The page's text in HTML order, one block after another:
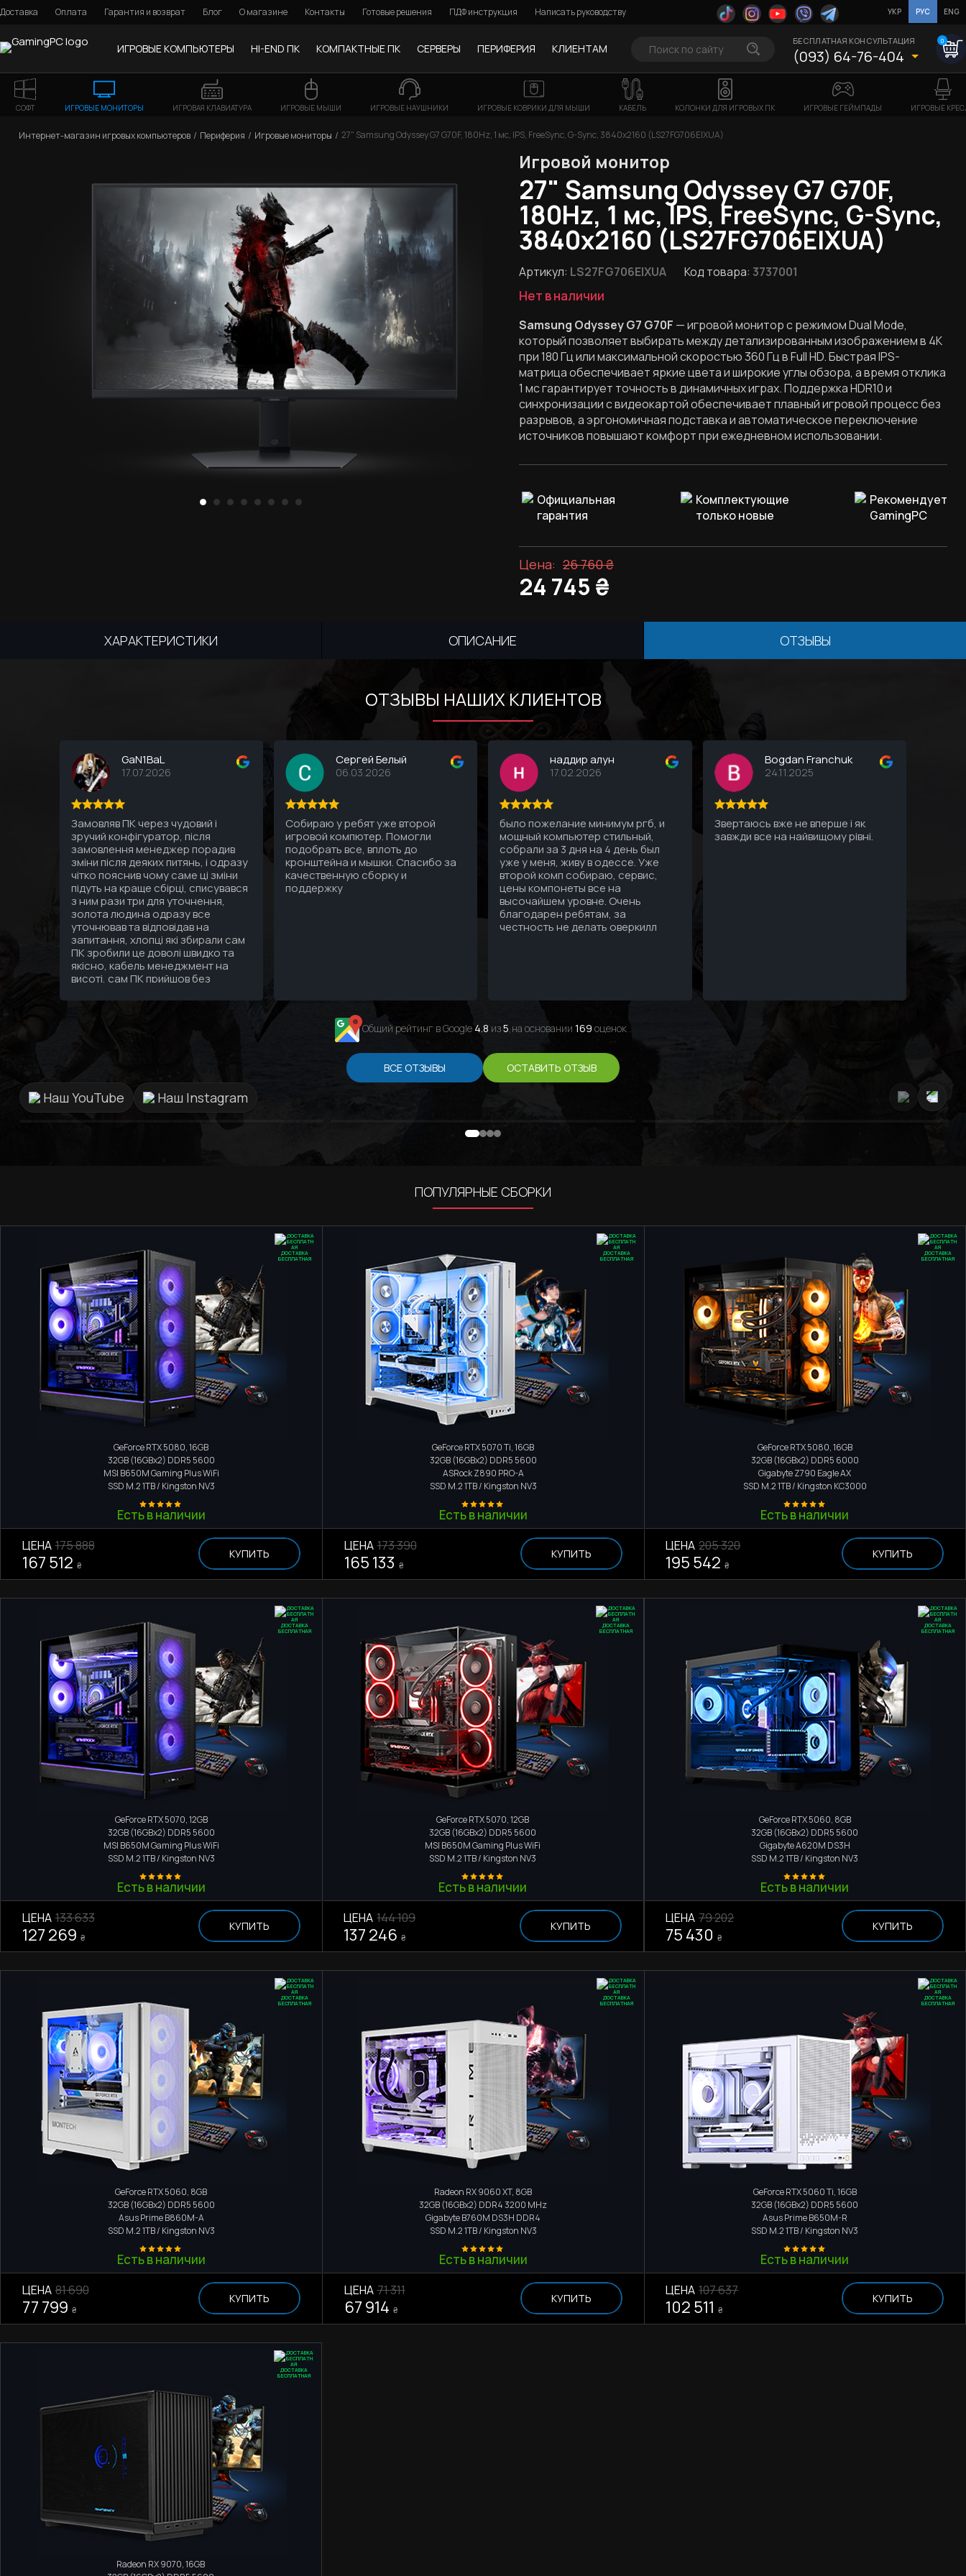
Доставка Оплата Гарантия и возврат Блог О магазине Контакты Готовые решения ПДФ инструкция Написать руководству УКР РУС ENG
ИГРОВЫЕ КОМПЬЮТЕРЫ HI-END ПК КОМПАКТНЫЕ ПК СЕРВЕРЫ ПЕРИФЕРИЯ КЛИЕНТАМ
БЕСПЛАТНАЯ КОНСУЛЬТАЦИЯ
(093) 64-76-404
0
СОФТ ИГРОВЫЕ МОНИТОРЫ ИГРОВАЯ КЛАВИАТУРА ИГРОВЫЕ МЫШИ ИГРОВЫЕ НАУШНИКИ ИГРОВЫЕ КОВРИКИ ДЛЯ МЫШИ КАБЕЛЬ КОЛОНКИ ДЛЯ ИГРОВЫХ ПК ИГРОВЫЕ ГЕЙМПАДЫ ИГРОВЫЕ
Интернет-магазин игровых компьютеров Периферия Игровые мониторы 27" Samsung Odyssey G7 G70F, 180Hz, 1 мс, IPS, FreeSync, G-Sync, 3840x2160 (LS27FG706EIXUA)
Игровой монитор
27" Samsung Odyssey G7 G70F,
180Hz, 1 мс, IPS, FreeSync, G-Sync,
3840x2160 (LS27FG706EIXUA)
Артикул: LS27FG706EIXUA Код товара: 3737001
Нет в наличии
Samsung Odyssey G7 G70F — игровой монитор с режимом Dual Mode,
который позволяет выбирать между детализированным изображением в 4K
при 180 Гц или максимальной скоростью 360 Гц в Full HD. Быстрая IPS-
матрица обеспечивает яркие цвета и широкие углы обзора, а время отклика
1 мс гарантирует точность в динамичных играх. Поддержка HDR10 и
синхронизации с видеокартой обеспечивает плавный игровой процесс без
разрывов, а эргономичная подставка и автоматическое переключение
источников повышают комфорт при ежедневном использовании.
Официальная
гарантия
Комплектующие
только новые
Рекомендует
GamingPC
Цена: 26 760₴
24 745 ₴
ХАРАКТЕРИСТИКИ ОПИСАНИЕ ОТЗЫВЫ
ОТЗЫВЫ НАШИХ КЛИЕНТОВ
GaN1BaL
17.07.2026
Замовляв ПК через чудовий і
зручий конфігуратор, після
замовлення менеджер порадив
зміни після деяких питянь, і одразу
чітко пояснив чому саме ці зміни
підуть на краще сбірці, списувався
з ним рази три для уточнення,
золота людина одразу все
уточнював та відповідав на
запитання, хлопці які збирали сам
ПК зробили це доволі швидко та
якісно, кабель менеджмент на
висоті, сам ПК прийшов без
саме головне надійно, тепер я
Сергей Белый
06.03.2026
Собираю у ребят уже второй
игровой компютер. Помогли
подобрать все, вплоть до
кронштейна и мышки. Спасибо за
качественную сборку и
поддержку
наддир алун
17.02.2026
было пожелание минимум ргб, и
мощный компьютер стильный,
собрали за 3 дня на 4 день был
уже у меня, живу в одессе. Уже
второй комп собираю, сервис,
цены компонеты все на
высочайшем уровне. Очень
благодарен ребятам, за
честность не делать оверкилл
Bogdan Franchuk
24.11.2025
Звертаюсь вже не вперше і як
завжди все на найвищому рівні.
Общий рейтинг в Google 4.8 из5,на основании 169 оценок .
ВСЕ ОТЗЫВЫ ОСТАВИТЬ ОТЗЫВ
Наш YouTube Наш Instagram
ПОПУЛЯРНЫЕ СБОРКИ
ДОСТАВКА
БЕСПЛАТНАЯ
Игровой компьютер
GeForce RTX 5080, 16GB
32GB (16GBx2) DDR5 5600
MSI B650M Gaming Plus WiFi
SSD M.21TB / Kingston NV3
Есть в наличии
ЦЕНА 175 888
167 512 ₴
КУПИТЬ
ДОСТАВКА
БЕСПЛАТНАЯ
Игровой компьютер
GeForce RTX 5070 Ti, 16GB
32GB (16GBx2) DDR5 5600
ASRock Z890 PRO-A
SSD M.21TB / Kingston NV3
Есть в наличии
ЦЕНА 173 390
165 133 ₴
КУПИТЬ
ДОСТАВКА
БЕСПЛАТНАЯ
Игровой компьютер
GeForce RTX 5080, 16GB
32GB (16GBx2) DDR5 6000
Gigabyte Z790 Eagle AX
SSD M.21TB / Kingston KC3000
Есть в наличии
ЦЕНА 205 320
195 542 ₴
КУПИТЬ
ДОСТАВКА
БЕСПЛАТНАЯ
Игровой компьютер
GeForce RTX 5070, 12GB
32GB (16GBx2) DDR5 5600
MSI B650M Gaming Plus WiFi
SSD M.21TB / Kingston NV3
Есть в наличии
ЦЕНА 133 633
127 269 ₴
КУПИТЬ
ДОСТАВКА
БЕСПЛАТНАЯ
Игровой компьютер
GeForce RTX 5070, 12GB
32GB (16GBx2) DDR5 5600
MSI B650M Gaming Plus WiFi
SSD M.21TB / Kingston NV3
Есть в наличии
ЦЕНА 144 109
137 246 ₴
КУПИТЬ
ДОСТАВКА
БЕСПЛАТНАЯ
Игровой компьютер
GeForce RTX 5060, 8GB
32GB (16GBx2) DDR5 5600
Gigabyte A620M DS3H
SSD M.21TB / Kingston NV3
Есть в наличии
ЦЕНА 79 202
75 430 ₴
КУПИТЬ
ДОСТАВКА
БЕСПЛАТНАЯ
Игровой компьютер
GeForce RTX 5060, 8GB
32GB (16GBx2) DDR5 5600
Asus Prime B860M-A
SSD M.21TB / Kingston NV3
Есть в наличии
ЦЕНА 81 690
77 799 ₴
КУПИТЬ
ДОСТАВКА
БЕСПЛАТНАЯ
Игровой компьютер
Radeon RX 9060 XT, 8GB
32GB (16GBx2) DDR4 3200 MHz
Gigabyte B760M DS3H DDR4
SSD M.21TB / Kingston NV3
Есть в наличии
ЦЕНА 71 311
67 914 ₴
КУПИТЬ
ДОСТАВКА
БЕСПЛАТНАЯ
Компактний ПК
GeForce RTX 5060 Ti, 16GB
32GB (16GBx2) DDR5 5600
Asus Prime B650M-R
SSD M.21TB / Kingston NV3
Есть в наличии
ЦЕНА 107 637
102 511 ₴
КУПИТЬ
ДОСТАВКА
БЕСПЛАТНАЯ
Компактний ПК
Radeon RX 9070, 16GB